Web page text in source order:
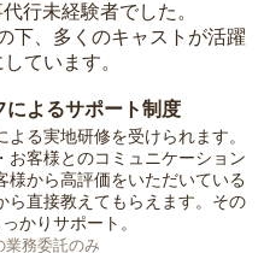
行未経験者でした。
下、多くのキャストが活躍
ています。
によるサポート制度
よる実地研修を受けられます。
お客様とのコミュニケーション
様から高評価をいただいている
ら直接教えてもらえます。その
かりサポート。
務委託のみ